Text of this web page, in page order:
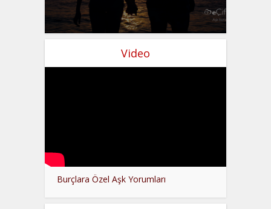
Video
Burçlara Özel Aşk Yorumları